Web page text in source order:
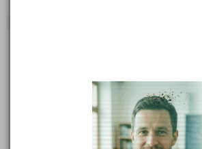
Jazyková škola s právem státní
Interkontakts s.r.o.
V Šipce 681/6, 301 00 Plzeň
Ředitel: Gulnara Gulieva